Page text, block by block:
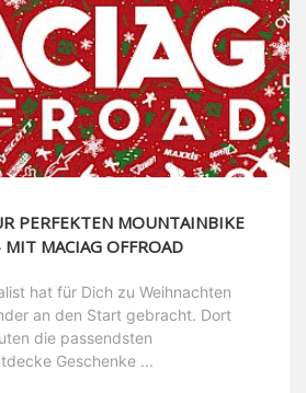
PERFEKTEN MOUNTAINBIKE
MIT MACIAG OFFROAD
hat für Dich zu Weihnachten
an den Start gebracht. Dort
die passendsten
Geschenke ...